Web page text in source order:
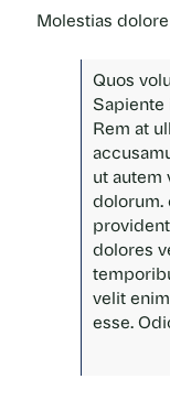
Molestias
Quos
Sapiente
Rem at
ut autem
dolorum.
provident
dolores
velit
esse.